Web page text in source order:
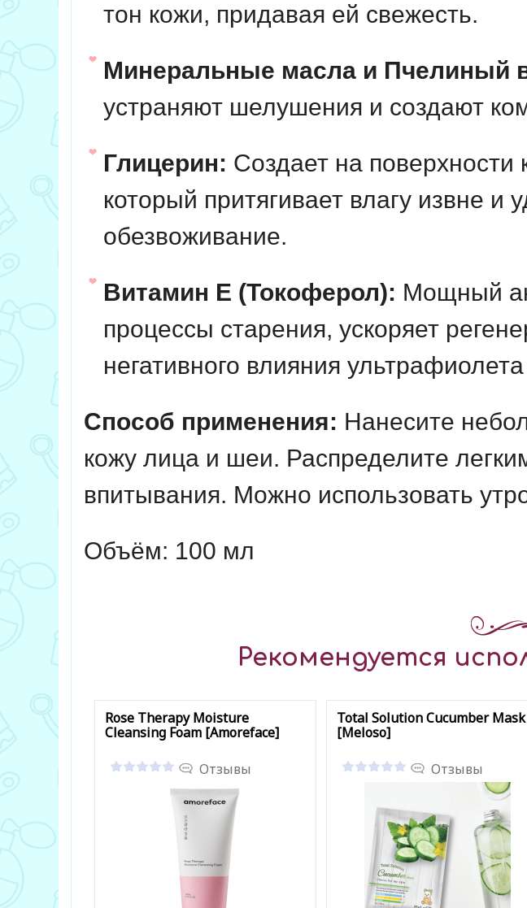
тон кожи, придавая ей свежесть.
Минеральные масла и Пчелиный
устраняют шелушения и создают
Глицерин: Создает на
который притягивает влагу извне
обезвоживание.
Витамин Е (Токоферол): Мощный
процессы старения, ускоряет
негативного влияния
Способ применения: Нанесите
кожу лица и шеи. Распределите
впитывания. Можно использовать
Объём: 100 мл
Рекомендуется
Rose Therapy Moisture
Cleansing Foam [Amoreface]
Отзывы
Total Solution Cucumber Mask
[Meloso]
Отзывы